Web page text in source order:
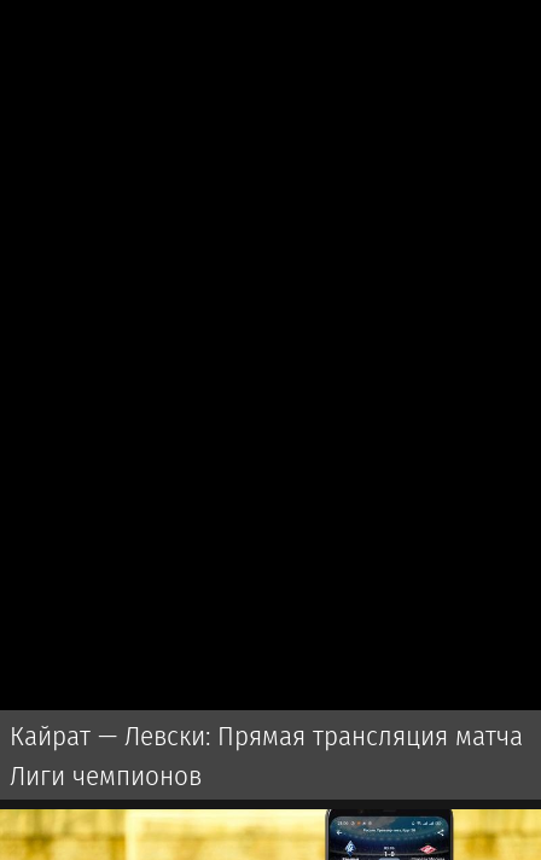
Кайрат — Левски: Прямая трансляция матча
Лиги чемпионов